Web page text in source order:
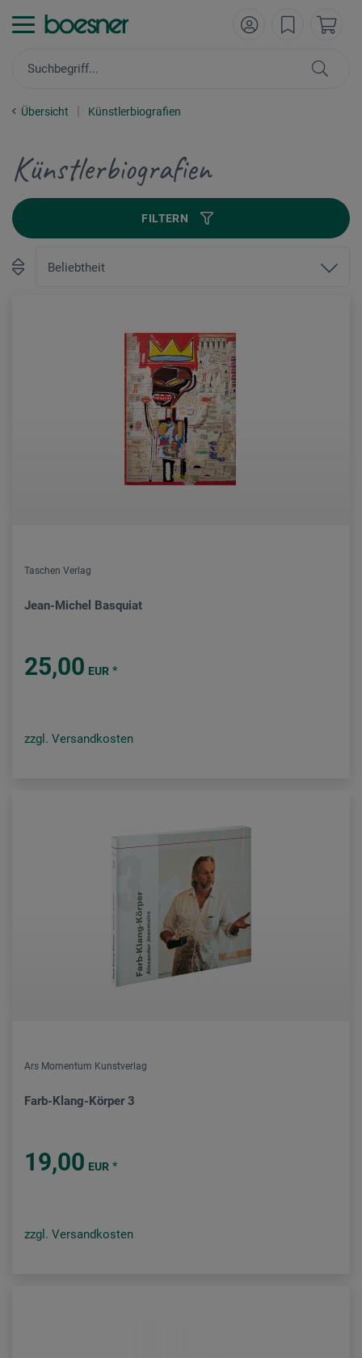
Übersicht Künstlerbiografien
Künstlerbiografien
FILTERN
Taschen Verlag
Jean-Michel Basquiat
25,00 EUR *
zzgl. Versandkosten
Ars Momentum Kunstverlag
Farb-Klang-Körper 3
19,00 EUR *
zzgl. Versandkosten